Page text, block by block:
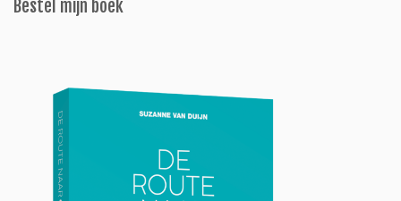
Bestel mijn boek